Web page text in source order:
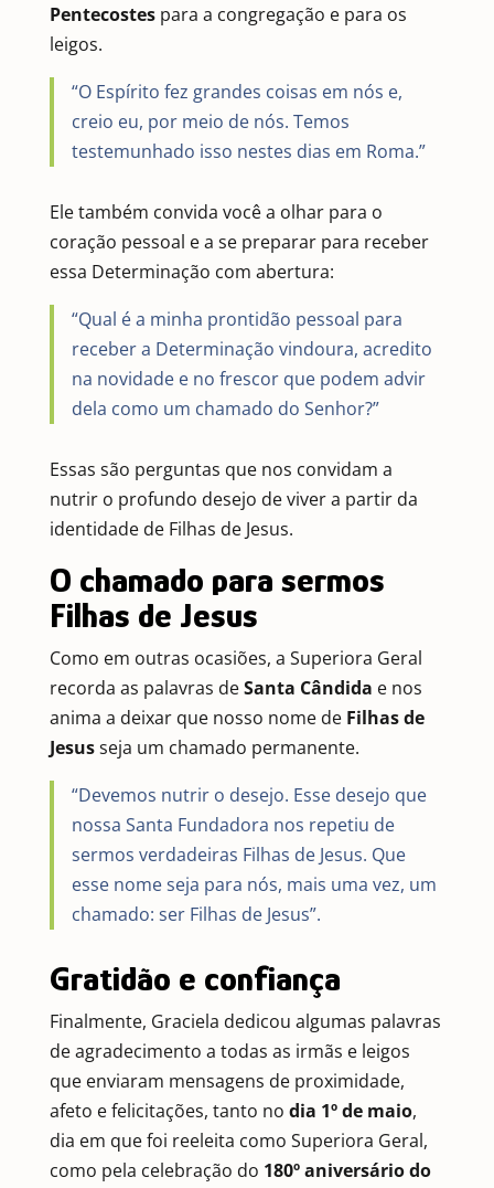
Pentecostespara a congregação e para os
leigos.
“O Espírito fez grandes coisas em nós e,
creio eu, por meio de nós. Temos
testemunhado isso nestes dias em Roma.”
Ele também convida você a olhar para o
coração pessoal e a se preparar para receber
essa Determinação com abertura:
“Qual é a minha prontidão pessoal para
receber a Determinação vindoura, acredito
na novidade e no frescor que podem advir
dela como um chamado do Senhor?”
Essas são perguntas que nos convidam a
nutrir o profundo desejo de viver a partir da
identidade de Filhas de Jesus.
O chamado para sermos
Filhas de Jesus
Como em outras ocasiões, a Superiora Geral
recorda as palavras deSanta Cândida e nos
anima a deixar que nosso nome de Filhas de
Jesusseja um chamado permanente.
“Devemos nutrir o desejo. Esse desejo que
nossa Santa Fundadora nos repetiu de
sermos verdadeiras Filhas de Jesus. Que
esse nome seja para nós, mais uma vez, um
chamado: ser Filhas de Jesus”.
Gratidão e confiança
Finalmente, Graciela dedicou algumas palavras
de agradecimento a todas as irmãs e leigos
que enviaram mensagens de proximidade,
afeto e felicitações, tanto no dia 1º de maio,
dia em que foi reeleita como Superiora Geral,
como pela celebração do 180º aniversário do